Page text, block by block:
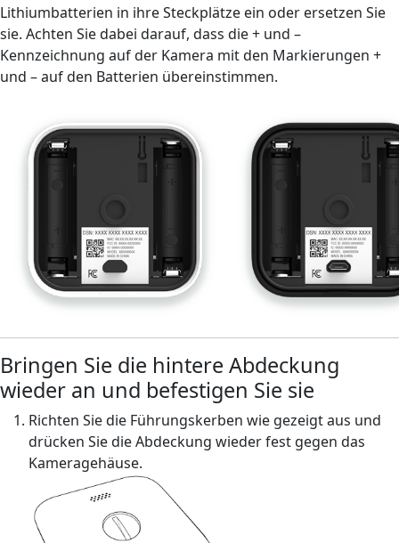
Lithiumbatterien in ihre Steckplätze ein oder ersetzen Sie
sie. Achten Sie dabei darauf, dass die + und –
Kennzeichnung auf der Kamera mit den Markierungen +
und – auf den Batterien übereinstimmen.
Bringen Sie die hintere Abdeckung
wieder an und befestigen Sie sie
Richten Sie die Führungskerben wie gezeigt aus und
drücken Sie die Abdeckung wieder fest gegen das
Kameragehäuse.